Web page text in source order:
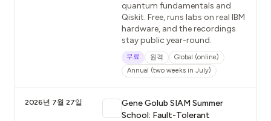
quantum fundamentals and
Qiskit. Free, runs labs on real IBM
hardware, and the recordings
stay public year-round.
무료 원격
Global (online)
Annual (two weeks in July)
2026년 7월 27일
Gene Golub SIAM Summer
School: Fault-Tolerant